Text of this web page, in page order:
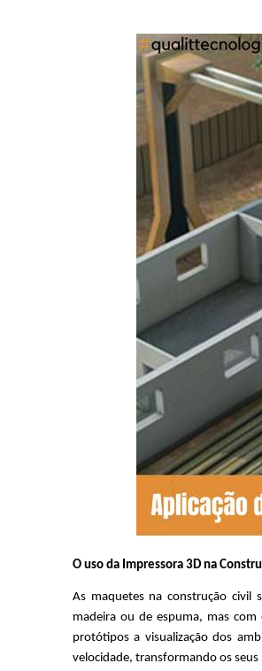
O uso da Impressora 3D na
As maquetes na construção civil
madeira ou de espuma, mas
protótipos a visualização dos
velocidade, transformando os